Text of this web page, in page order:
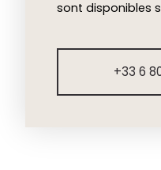
sont disponibles
+33 6